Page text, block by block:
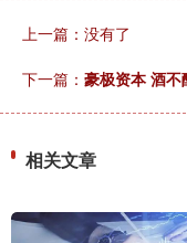
上一篇：没有了
下一篇： 豪极资本 酒不
相关文章